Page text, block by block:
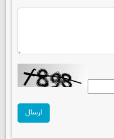
ارسال